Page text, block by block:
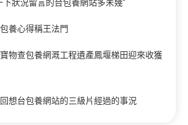
下狀況留言的台包養網站多未幾”
養心得稱王法門
物查包養網溉工程遺產鳳堰梯田迎來收獲
想台包養網站的三級片經過的事況